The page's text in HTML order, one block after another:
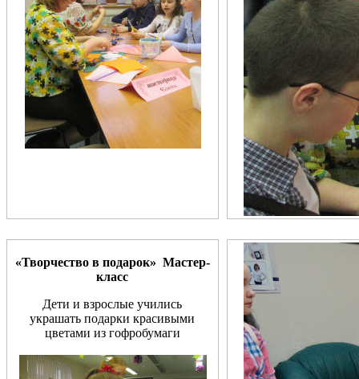
«Творчество в подарок» Мастер-
класс
Дети и взрослые учились
украшать подарки красивыми
цветами из гофробумаги